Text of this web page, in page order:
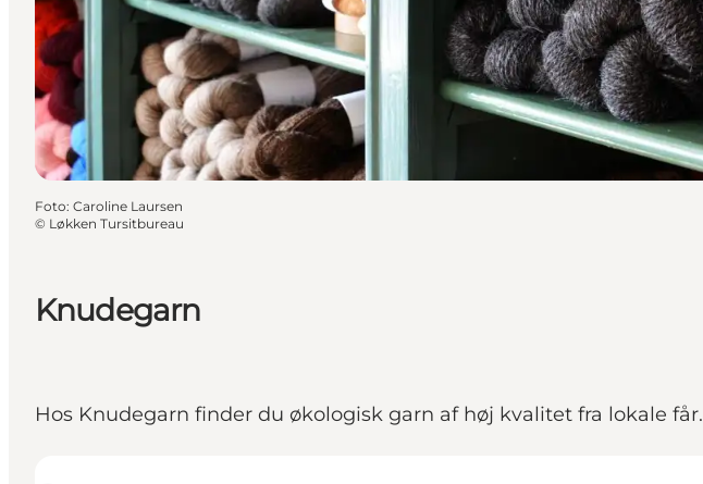
Knudegarn
Hos Knudegarn finder du økologisk garn af høj kvalitet fra lokale får.
Foto: Caroline Laursen
© Løkken Tursitbureau